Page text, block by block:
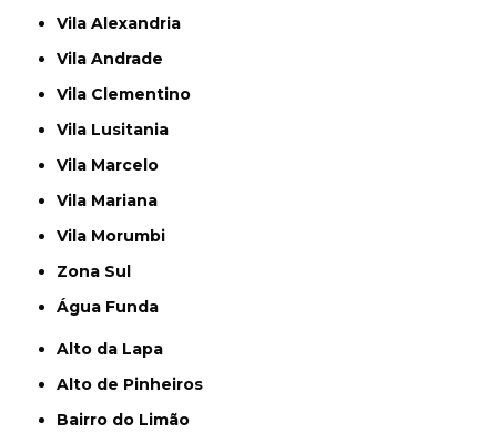
Vila Alexandria
Vila Andrade
Vila Clementino
Vila Lusitania
Vila Marcelo
Vila Mariana
Vila Morumbi
Zona Sul
Água Funda
Alto da Lapa
Alto de Pinheiros
Bairro do Limão